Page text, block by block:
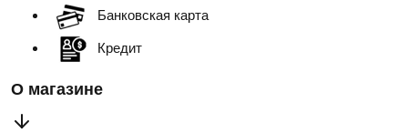
Банковская карта
Кредит
О магазине